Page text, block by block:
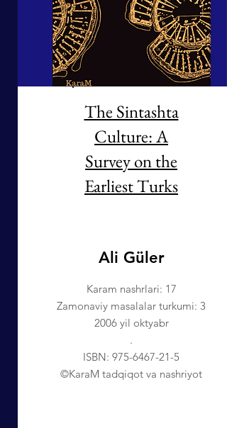
The Sintashta
Culture: A
Survey on the
Earliest Turks
Ali Güler
Karam nashrlari: 17
Zamonaviy masalalar turkumi: 3
2006 yil oktyabr
.
ISBN: 975-6467-21-5
©KaraM tadqiqot va nashriyot